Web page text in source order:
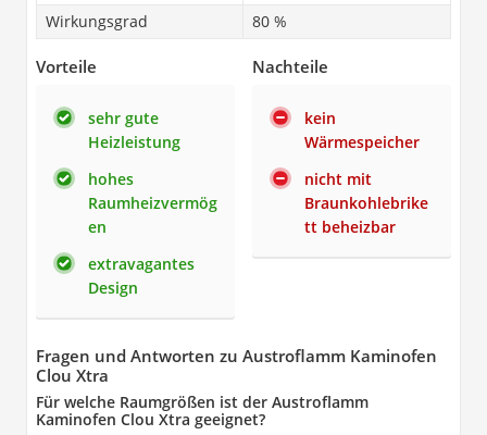
Wirkungsgrad
80 %
Vorteile
sehr gute
Heizleistung
hohes
Raumheizvermög
en
extravagantes
Design
Nachteile
kein
Wärmespeicher
nicht mit
Braunkohlebrike
tt beheizbar
Fragen und Antworten zu Austroflamm Kaminofen
Clou Xtra
Für welche Raumgrößen ist der Austroflamm
Kaminofen Clou Xtra geeignet?